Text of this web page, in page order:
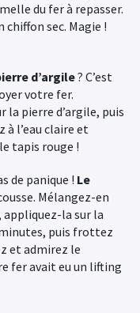
du fer à repasser.
chiffon sec. Magie !
d’argile? C’est
votre fer.
pierre d’argile, puis
l’eau claire et
tapis rouge !
de panique ! Le
Mélangez-en
appliquez-la sur la
puis frottez
et admirez le
fer avait eu un lifting